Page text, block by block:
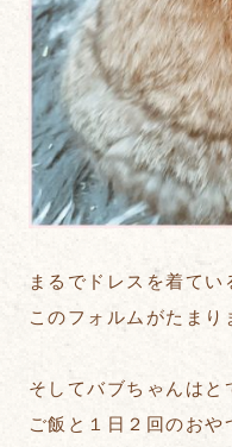
まるでドレスを着て
このフォルムがたまり
そしてバブちゃんはと
ご飯と１日２回のおや